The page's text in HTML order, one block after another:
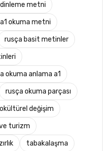
metni
okuma metni
rusça basit metinler
okuma anlama a1
rusça okuma parçası
değişim
turizm
tabakalaşma